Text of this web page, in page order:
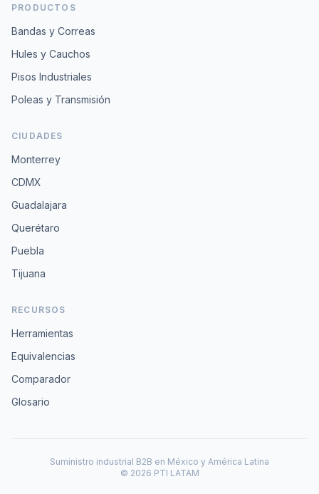
PRODUCTOS
Bandas y Correas
Hules y Cauchos
Pisos Industriales
Poleas y Transmisión
CIUDADES
Monterrey
CDMX
Guadalajara
Querétaro
Puebla
Tijuana
RECURSOS
Herramientas
Equivalencias
Comparador
Glosario
Suministro industrial B2B en México y América Latina
© 2026 PTI LATAM